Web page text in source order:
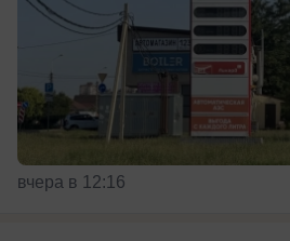
вчера в 12:16